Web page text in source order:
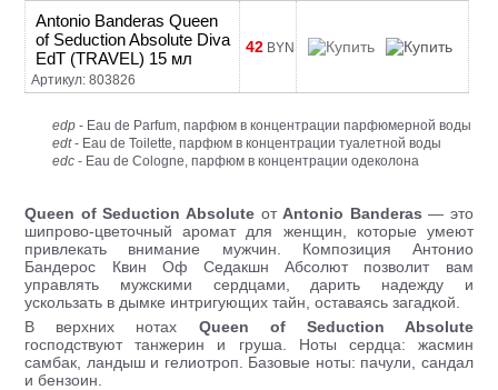
Antonio Banderas Queen
of Seduction Absolute Diva
EdT (TRAVEL) 15 мл
Артикул: 803826
42 BYN
edp - Eau de Parfum, парфюм в концентрации парфюмерной воды
edt- Eau de Toilette, парфюм в концентрации туалетной воды
edc - Eau de Cologne, парфюм в концентрации одеколона
Queen of Seduction Absoluteот Antonio Banderas — это
шипрово-цветочный аромат для женщин, которые умеют
привлекать внимание мужчин. Композиция Антонио
Бандерос Квин Оф Седакшн Абсолют позволит вам
управлять мужскими сердцами, дарить надежду и
ускользать в дымке интригующих тайн, оставаясь загадкой.
В верхних нотах Queen of Seduction Absolute
господствуют танжерин и груша. Ноты сердца: жасмин
самбак, ландыш и гелиотроп. Базовые ноты: пачули, сандал
и бензоин.